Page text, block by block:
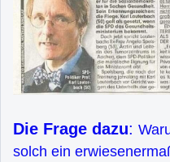
Die Frage dazu:
solch ein